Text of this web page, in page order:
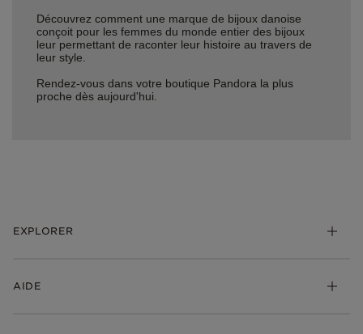
Découvrez comment une marque de bijoux danoise
conçoit pour les femmes du monde entier des bijoux
leur permettant de raconter leur histoire au travers de
leur style.
Rendez-vous dans votre boutique Pandora la plus
proche dès aujourd'hui.
EXPLORER
Bijoux
AIDE